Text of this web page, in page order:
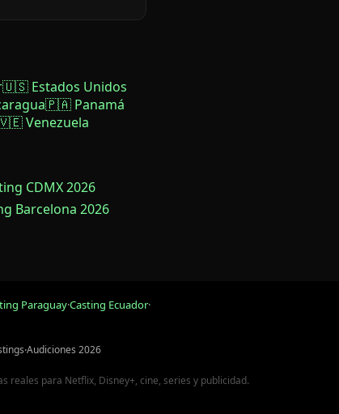
🇺🇸 Estados Unidos
🇵🇦 Panamá
Venezuela
CDMX 2026
Barcelona 2026
Paraguay·Casting Ecuador·
·Audiciones 2026
reales para Netflix, Disney+, cine, series y publicidad.